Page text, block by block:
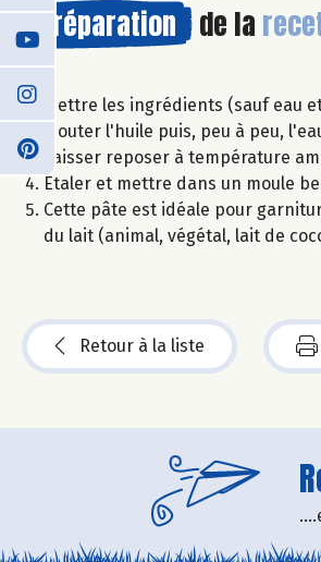
Préparation de la
Mettre les ingrédients (sauf eau
Ajouter l'huile puis, peu à peu,
Laisser reposer à température
Etaler et mettre dans un moule
Cette pâte est idéale pour
du lait (animal, végétal, lait de
Retour à la liste